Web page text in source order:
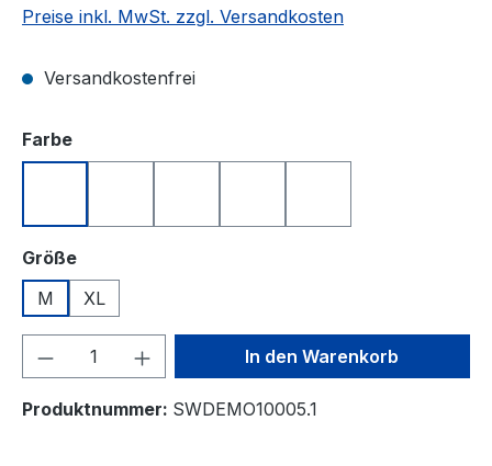
Preise inkl. MwSt. zzgl. Versandkosten
Versandkostenfrei
Farbeauswählen
Größeauswählen
M
XL
Produkt Anzahl: Gib denIn den Warenkorb
Produktnummer: SWDEMO10005.1